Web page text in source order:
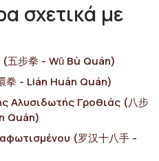
σχετικά με
步拳 - Wǔ Bù Quán)
拳 - Lián Huán Quán)
Αλυσιδωτής Γροθιάς (八步
Quán)
(罗汉十八手 -